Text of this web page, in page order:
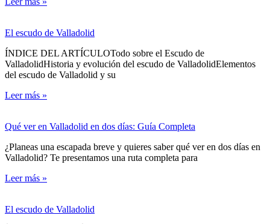
El escudo de Valladolid
ÍNDICE DEL ARTÍCULOTodo sobre el Escudo de
ValladolidHistoria y evolución del escudo de ValladolidElementos
del escudo de Valladolid y su
Leer más »
Qué ver en Valladolid en dos días: Guía Completa
¿Planeas una escapada breve y quieres saber qué ver en dos días en
Valladolid? Te presentamos una ruta completa para
Leer más »
El escudo de Valladolid